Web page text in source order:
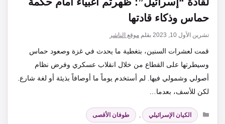
حماس وذكاء قادتها
تشرين الأول 10, 2023 بقلم موقع الناشر
قمت لعشرات السنين، بتغطية ما يحدث في غزة وصعود حماس
وسيطرتها على القطاع من خلال انقلاب عسكري وفرض نظام
أصولي وشمولي فيها. لم أستخدم يوماً ما أوصافاً بذيئة أو لغة شارع.
لكن للأسف، بعدما…
التصنيفات
الكيان الإسرائيلي ,
طوفان الأقصى